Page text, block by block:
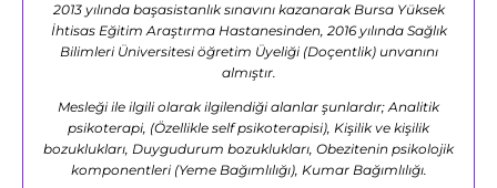
2013 yılında başasistanlık sınavını kazanarak Bursa Yüksek
İhtisas Eğitim Araştırma Hastanesinden, 2016 yılında Sağlık
Bilimleri Üniversitesi öğretim Üyeliği (Doçentlik) unvanını
almıştır.
Mesleği ile ilgili olarak ilgilendiği alanlar şunlardır; Analitik
psikoterapi, (Özellikle self psikoterapisi), Kişilik ve kişilik
bozuklukları, Duygudurum bozuklukları, Obezitenin psikolojik
komponentleri (Yeme Bağımlılığı), Kumar Bağımlılığı.